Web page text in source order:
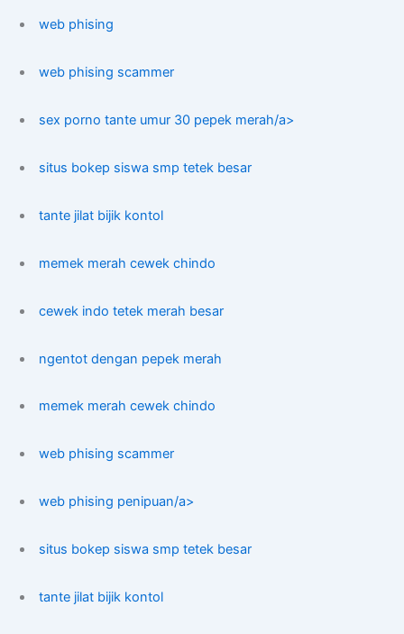
web phising
web phising scammer
sex porno tante umur 30 pepek merah/a>
situs bokep siswa smp tetek besar
tante jilat bijik kontol
memek merah cewek chindo
cewek indo tetek merah besar
ngentot dengan pepek merah
memek merah cewek chindo
web phising scammer
web phising penipuan/a>
situs bokep siswa smp tetek besar
tante jilat bijik kontol